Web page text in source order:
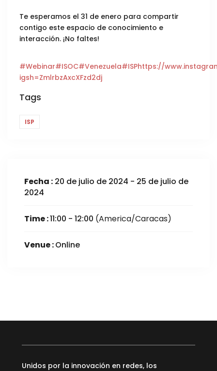
Te esperamos el 31 de enero para compartir
contigo este espacio de conocimiento e
interacción. ¡No faltes!
#Webinar#ISOC#Venezuela#ISPhttps://
igsh=ZmlrbzAxcXFzd2dj
Tags
ISP
Fecha : 20 de julio de 2024 - 25 de julio de
2024
Time :11:00 - 12:00 (America/Caracas)
Venue :Online
Unidos por la innovación en redes, los